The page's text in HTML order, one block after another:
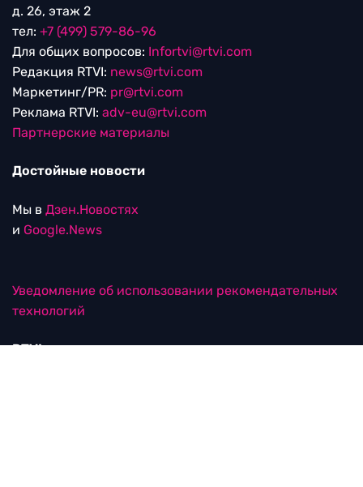
д. 26, этаж 2
тел: +7 (499) 579-86-96
Для общих вопросов: Infortvi@rtvi.com
Редакция RTVI: news@rtvi.com
Маркетинг/PR: pr@rtvi.com
Реклама RTVI: adv-eu@rtvi.com
Партнерские материалы
Достойные новости
Мы в Дзен.Новостях
и Google.News
Уведомление об использовании рекомендательных
технологий
RTVI в соцсетях